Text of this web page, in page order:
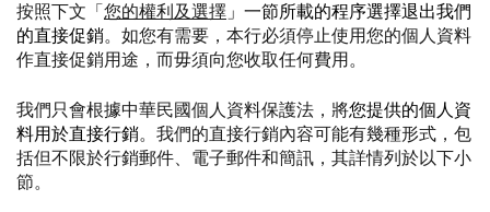
按照下文「 您的權利及選擇 」一節所載的程序選擇退出我們
的直接促銷。如您有需要，本行必須停止使用您的個人資料
作直接促銷用途，而毋須向您收取任何費用。
我們只會根據中華民國個人資料保護法，將您提供的個人資
料用於直接行銷。我們的直接行銷內容可能有幾種形式，包
括但不限於行銷郵件、電子郵件和簡訊，其詳情列於以下小
節。